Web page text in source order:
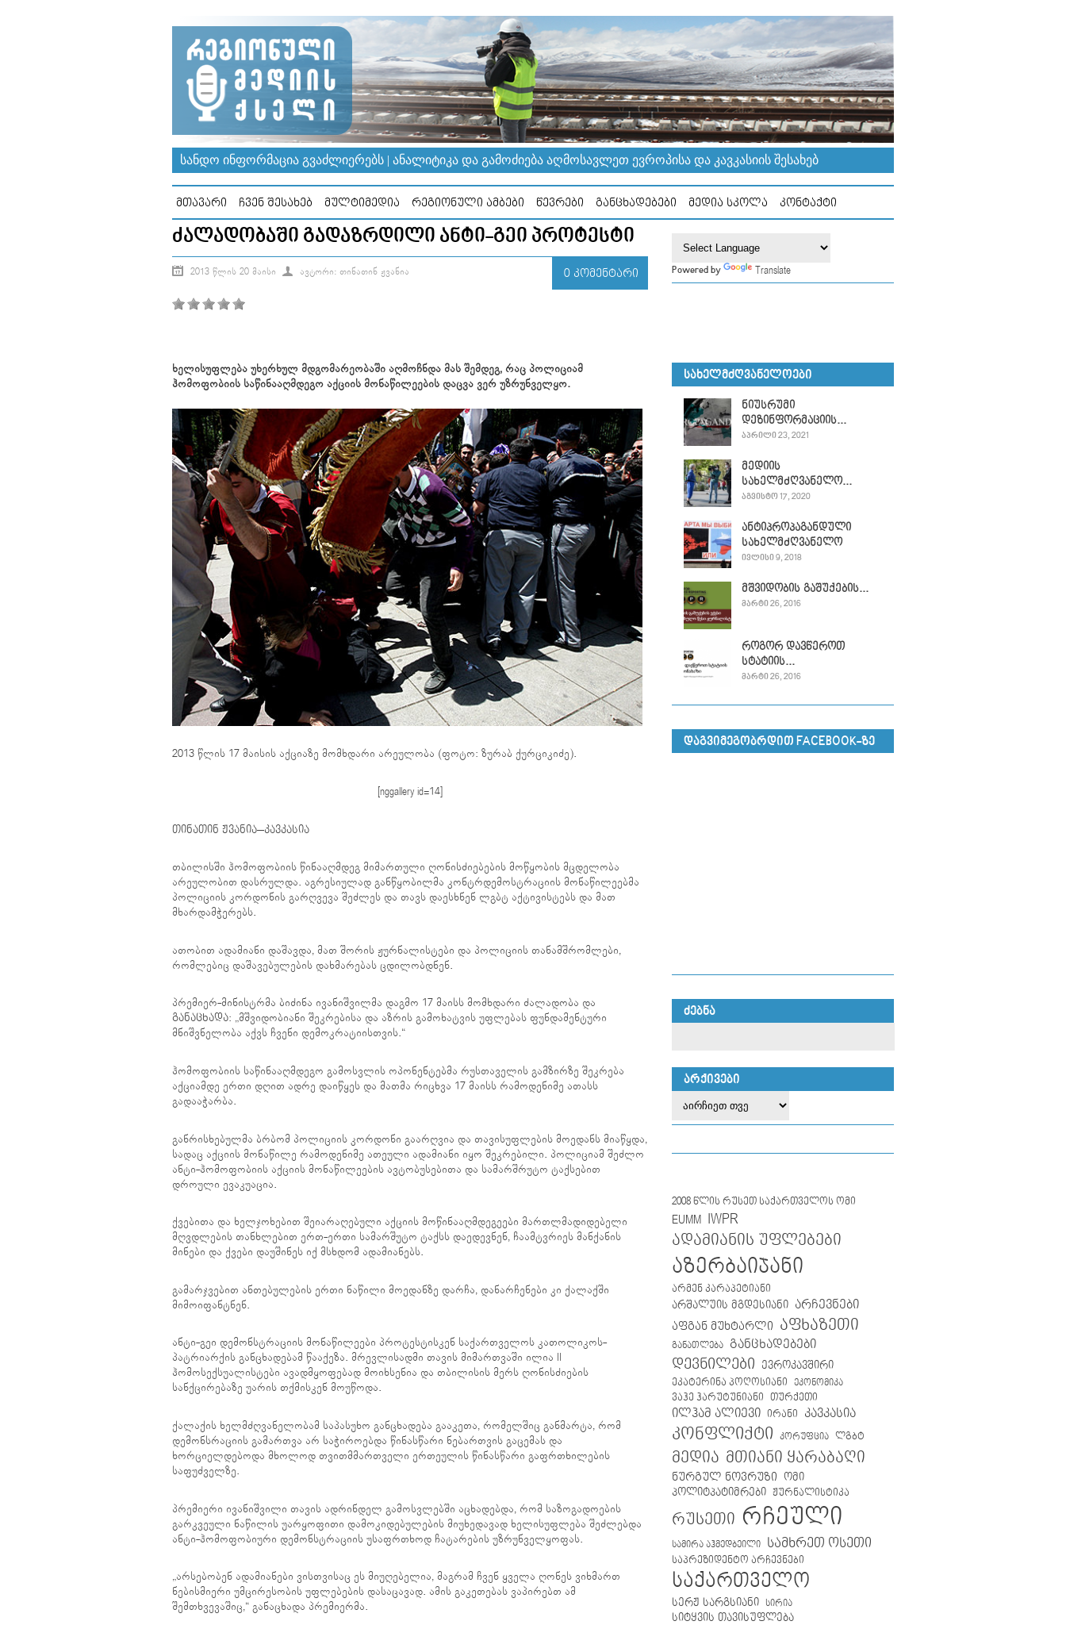
ᲡᲐᲜᲓᲝ ᲘᲜᲤᲝᲠᲛᲐᲪᲘᲐ ᲒᲕᲐᲫᲚᲘᲔᲠᲔᲑᲡ | ᲐᲜᲐᲚᲘᲢᲘᲙᲐ ᲓᲐ ᲒᲐᲛᲝᲫᲘᲔᲑᲐ ᲐᲦᲛᲝᲡᲐᲕᲚᲔᲗ ᲔᲕᲠᲝᲞᲘᲡᲐ ᲓᲐ ᲙᲐᲕᲙᲐᲡᲘᲘᲡ ᲨᲔᲡᲐᲮᲔᲑ
ᲛᲗᲐᲕᲐᲠᲘ ᲩᲕᲔᲜ ᲨᲔᲡᲐᲮᲔᲑ ᲛᲣᲚᲢᲘᲛᲔᲓᲘᲐ ᲠᲔᲒᲘᲝᲜᲣᲚᲘ ᲐᲛᲑᲔᲑᲘ ᲬᲔᲕᲠᲔᲑᲘ ᲒᲐᲜᲪᲮᲐᲓᲔᲑᲔᲑᲘ ᲛᲔᲓᲘᲐ ᲡᲙᲝᲚᲐ ᲙᲝᲜᲢᲐᲥᲢᲘ
ᲫᲐᲚᲐᲓᲝᲑᲐᲨᲘ ᲒᲐᲓᲐᲖᲠᲓᲘᲚᲘ ᲐᲜᲢᲘ-ᲒᲔᲘ ᲞᲠᲝᲢᲔᲡᲢᲘ
0 ᲙᲝᲛᲔᲜᲢᲐᲠᲘ
2013 ᲬᲚᲘᲡ 20 ᲛᲐᲘᲡᲘ ᲐᲕᲢᲝᲠᲘ: ᲗᲘᲜᲐᲗᲘᲜ ᲟᲕᲐᲜᲘᲐ
ხელისუფლება უხერხულ მდგომარეობაში აღმოჩნდა მას შემდეგ, რაც პოლიციამ
ჰომოფობიის საწინააღმდეგო აქციის მონაწილეების დაცვა ვერ უზრუნველყო.
2013 წლის 17 მაისის აქციაზე მომხდარი არეულობა (ფოტო: ზურაბ ქურციკიძე).
[nggallery id=14]
თინათინ ჟვანია–კავკასია
თბილისში ჰომოფობიის წინააღმდეგ მიმართული ღონისძიებების მოწყობის მცდელობა
არეულობით დასრულდა. აგრესიულად განწყობილმა კონტრდემოსტრაციის მონაწილეებმა
პოლიციის კორდონის გარღვევა შეძლეს და თავს დაესხნენ ლგბტ აქტივისტებს და მათ
მხარდამჭერებს.
ათობით ადამიანი დაშავდა, მათ შორის ჟურნალისტები და პოლიციის თანამშრომლები,
რომლებიც დაშავებულების დახმარებას ცდილობდნენ.
პრემიერ-მინისტრმა ბიძინა ივანიშვილმა დაგმო 17 მაისს მომხდარი ძალადობა და
განაცხადა: „მშვიდობიანი შეკრებისა და აზრის გამოხატვის უფლებას ფუნდამენტური
მნიშვნელობა აქვს ჩვენი დემოკრატიისთვის.“
ჰომოფობიის საწინააღმდეგო გამოსვლის ოპონენტებმა რუსთაველის გამზირზე შეკრება
აქციამდე ერთი დღით ადრე დაიწყეს და მათმა რიცხვა 17 მაისს რამოდენიმე ათასს
გადააჭარბა.
განრისხებულმა ბრბომ პოლიციის კორდონი გაარღვია და თავისუფლების მოედანს მიაწყდა,
სადაც აქციის მონაწილე რამოდენიმე ათეული ადამიანი იყო შეკრებილი. პოლიციამ შეძლო
ანტი-ჰომოფობიის აქციის მონაწილეების ავტობუსებითა და სამარშრუტო ტაქსებით
დროული ევაკუაცია.
ქვებითა და ხელჯოხებით შეიარაღებული აქციის მოწინააღმდეგეები მართლმადიდებელი
მღვდლების თანხლებით ერთ-ერთი სამარშუტო ტაქსს დაედევნენ, ჩაამტვრიეს მანქანის
მინები და ქვები დაუშინეს იქ მსხდომ ადამიანებს.
გამარჯვებით ანთებულების ერთი ნაწილი მოედანზე დარჩა, დანარჩენები კი ქალაქში
მიმოიფანტნენ.
ანტი-გეი დემონსტრაციის მონაწილეები პროტესტისკენ საქართველოს კათოლიკოს-
პატრიარქის განცხადებამ წააქეზა. მრევლისადმი თავის მიმართვაში ილია II
ჰომოსექსუალისტები ავადმყოფებად მოიხსენია და თბილისის მერს ღონისძიების
სანქცირებაზე უარის თქმისკენ მოუწოდა.
ქალაქის ხელმძღვანელობამ საპასუხო განცხადება გააკეთა, რომელშიც განმარტა, რომ
დემონსრაციის გამართვა არ საჭიროებდა წინასწარი ნებართვის გაცემას და
ხორციელდებოდა მხოლოდ თვითმმართველი ერთეულის წინასწარი გაფრთხილების
საფუძველზე.
პრემიერი ივანიშვილი თავის ადრინდელ გამოსვლებში აცხადებდა, რომ საზოგადოების
გარკვეული ნაწილის უარყოფითი დამოკიდებულების მიუხედავად ხელისუფლება შეძლებდა
ანტი-ჰომოფობიური დემონსტრაციის უსაფრთხოდ ჩატარების უზრუნველყოფას.
„არსებობენ ადამიანები ვისთვისაც ეს მიუღებელია, მაგრამ ჩვენ ყველა ღონეს ვიხმართ
ნებისმიერი უმცირესობის უფლებების დასაცავად. ამის გაკეთებას ვაპირებთ ამ
შემთხვევაშიც,“ განაცხადა პრემიერმა.
Powered by Translate
ᲡᲐᲮᲔᲚᲛᲫᲦᲕᲐᲜᲔᲚᲝᲔᲑᲘ
ნიუსრუმი
დეზინფორმაციის...
ᲐᲞᲠᲘᲚᲘ 23, 2021
მედიის
სახელმძღვანელო...
ᲐᲒᲕᲘᲡᲢᲝ 17, 2020
ანტიპროპაგანდული
სახელმძღვანელო
ᲘᲕᲚᲘᲡᲘ 9, 2018
მშვიდობის გაშუქების...
ᲛᲐᲠᲢᲘ 26, 2016
როგორ დავწეროთ
სტატიის...
ᲛᲐᲠᲢᲘ 26, 2016
ᲓᲐᲒᲕᲘᲛᲔᲒᲝᲑᲠᲓᲘᲗ FACEBOOK-ᲖᲔ
ᲫᲔᲑᲜᲐ
ᲐᲠᲥᲘᲕᲔᲑᲘ
2008 წლის რუსეთ საქართველოს ომი
EUMM IWPR
ადამიანის უფლებები
აზერბაიჯანი
არმენ კარაპეტიანი
არშალუის მგდესიანი არჩევნები
აფგან მუხტარლი აფხაზეთი
განათლება განცხადებები
დევნილები
ევროკავშირი
ეკატერინა პოღოსიანი
ეკონომიკა
ვაჰე ჰარუტუნიანი თურქეთი
ილჰამ ალიევი ირანი კავკასია
კონფლიქტი კორუფცია ლგბტ
მედია მთიანი ყარაბაღი
ნურგულ ნოვრუზი ომი
პოლიტპატიმრები ჟურნალისტიკა
რუსეთი რჩეული
სამირა აჰმედბეილი სამხრეთ ოსეთი
საპრეზიდენტო არჩევნები
საქართველო
სერჟ სარგსიანი სირია
სიტყვის თავისუფლება